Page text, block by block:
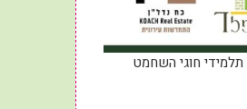
חוגי השחמט